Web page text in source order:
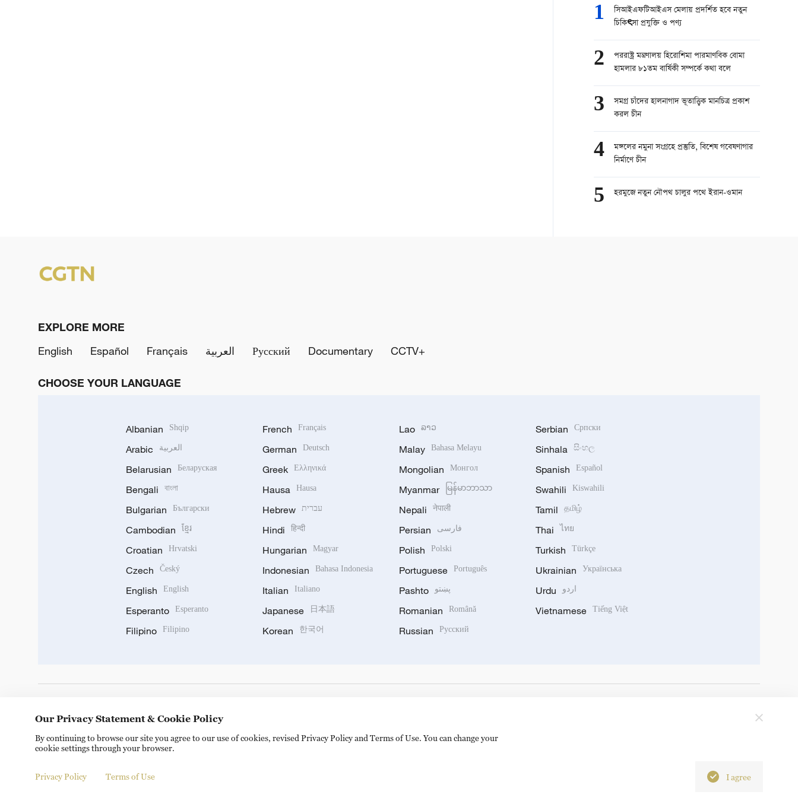
1
সিআইএফটিআইএস মেলায় প্রদর্শিত হবে নতুন
চিকিৎসা প্রযুক্তি ও পণ্য
2
পররাষ্ট্র মন্ত্রণালয় হিরোশিমা পারমাণবিক বোমা
হামলার ৮১তম বার্ষিকী সম্পর্কে কথা বলে
3
সমগ্র চাঁদের হালনাগাদ ভূতাত্ত্বিক মানচিত্র প্রকাশ
করল চীন
4
মঙ্গলের নমুনা সংগ্রহে প্রস্তুতি, বিশেষ গবেষণাগার
নির্মাণে চীন
5 হরমুজে নতুন নৌপথ চালুর পথে ইরান-ওমান
EXPLORE MORE
English
Español Français العربية Русский Documentary CCTV+
CHOOSE YOUR LANGUAGE
Albanian Shqip
Arabic العربية
Belarusian Беларуская
Bengali বাংলা
Bulgarian Български
Cambodian ខ្មែរ
Croatian Hrvatski
Czech Český
English English
Esperanto Esperanto
Filipino Filipino
French Français
German Deutsch
Greek Ελληνικά
Hausa Hausa
Hebrew עברית
Hindi हिन्दी
Hungarian Magyar
Indonesian Bahasa Indonesia
Italian Italiano
Japanese 日本語
Korean 한국어
Lao ລາວ
Malay Bahasa Melayu
Mongolian Монгол
Myanmar မြန်မာဘာသာ
Nepali नेपाली
Persian فارسی
Polish Polski
Portuguese Português
Pashto پښتو
Romanian Română
Russian Русский
Serbian Српски
Sinhala සිංහල
Spanish Español
Swahili Kiswahili
Tamil தமிழ்
Thai ไทย
Turkish Türkçe
Ukrainian Українська
Urdu اردو
Vietnamese Tiếng Việt
Copyright © 2024 CGTN. 京ICP备20000184号
Our Privacy Statement & Cookie Policy
By continuing to browse our site you agree to our use of cookies, revised Privacy Policy and Terms of Use. You can change your
cookie settings through your browser.
Privacy Policy Terms of Use I agree